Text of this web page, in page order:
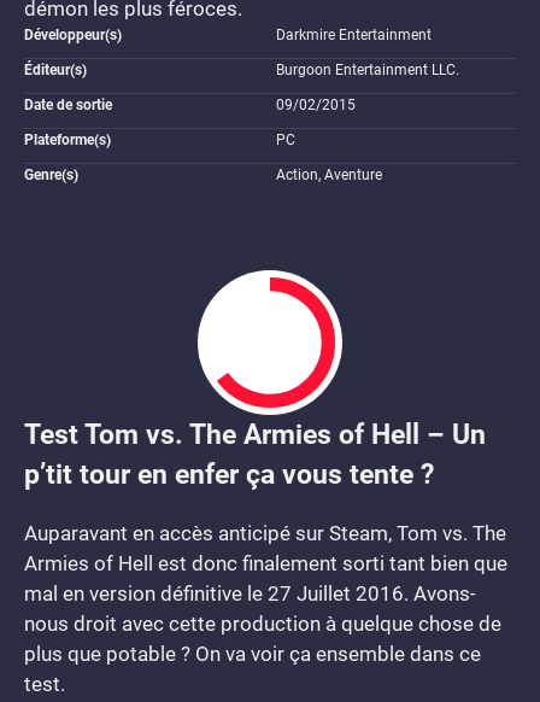
démon les plus féroces.
Développeur(s) Darkmire Entertainment
Éditeur(s) Burgoon Entertainment LLC.
Date de sortie 09/02/2015
Plateforme(s) PC
Genre(s) Action, Aventure
6.5
Test Tom vs. The Armies of Hell – Un
p’tit tour en enfer ça vous tente ?
Auparavant en accès anticipé sur Steam, Tom vs. The
Armies of Hell est donc finalement sorti tant bien que
mal en version définitive le 27 Juillet 2016. Avons-
nous droit avec cette production à quelque chose de
plus que potable ? On va voir ça ensemble dans ce
test.